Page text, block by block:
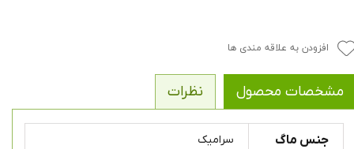
افزودن به علاقه مندی ها
مشخصات محصول نظرات
جنس ماگ سرامیک